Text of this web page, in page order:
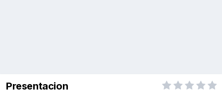
Presentacion